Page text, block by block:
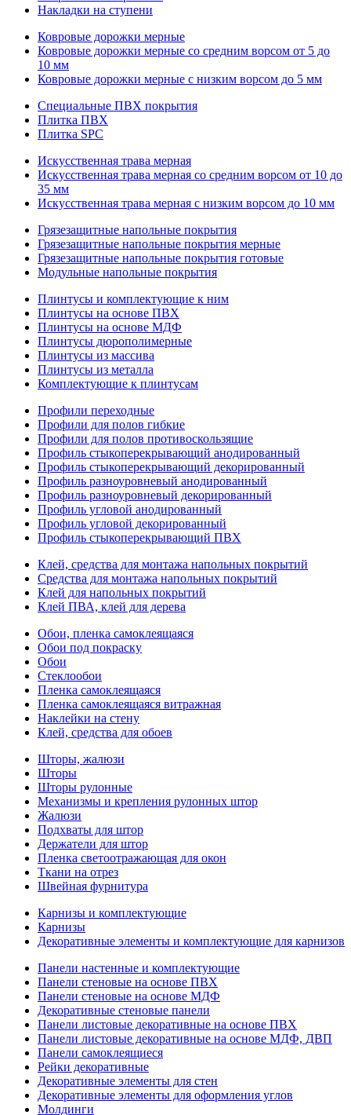
Накладки на ступени
Ковровые дорожки мерные
Ковровые дорожки мерные со средним ворсом от 5 до
10 мм
Ковровые дорожки мерные с низким ворсом до 5 мм
Специальные ПВХ покрытия
Плитка ПВХ
Плитка SPC
Искуccтвенная трава мерная
Искусственная трава мерная со средним ворсом от 10 до
35 мм
Искусственная трава мерная с низким ворсом до 10 мм
Грязезащитные напольные покрытия
Грязезащитные напольные покрытия мерные
Грязезащитные напольные покрытия готовые
Модульные напольные покрытия
Плинтусы и комплектующие к ним
Плинтусы на основе ПВХ
Плинтусы на основе МДФ
Плинтусы дюрополимерные
Плинтусы из массива
Плинтусы из металла
Комплектующие к плинтусам
Профили переходные
Профили для полов гибкие
Профили для полов противоскользящие
Профиль стыкоперекрывающий анодированный
Профиль стыкоперекрывающий декорированный
Профиль разноуровневый анодированный
Профиль разноуровневый декорированный
Профиль угловой анодированный
Профиль угловой декорированный
Профиль стыкоперекрывающий ПВХ
Клей, средства для монтажа напольных покрытий
Средства для монтажа напольных покрытий
Клей для напольных покрытий
Клей ПВА, клей для дерева
Обои, пленка самоклеящаяся
Обои под покраску
Обои
Стеклообои
Пленка самоклеящаяся
Пленка самоклеящаяся витражная
Наклейки на стену
Клей, средства для обоев
Шторы, жалюзи
Шторы
Шторы рулонные
Механизмы и крепления рулонных штор
Жалюзи
Подхваты для штор
Держатели для штор
Пленка светоотражающая для окон
Ткани на отрез
Швейная фурнитура
Карнизы и комплектующие
Карнизы
Декоративные элементы и комплектующие для карнизов
Панели настенные и комплектующие
Панели стеновые на основе ПВХ
Панели стеновые на основе МДФ
Декоративные стеновые панели
Панели листовые декоративные на основе ПВХ
Панели листовые декоративные на основе МДФ, ДВП
Панели самоклеящиеся
Рейки декоративные
Декоративные элементы для стен
Декоративные элементы для оформления углов
Молдинги